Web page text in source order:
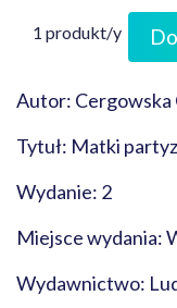
1 produkt/y
Autor: Cergowska
Tytuł: Matki
Wydanie: 2
Miejsce wydania:
Wydawnictwo: